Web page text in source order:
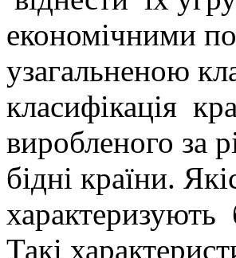
економічними
узагальненою
класифікація
виробленого за
бідні країни.
Такі